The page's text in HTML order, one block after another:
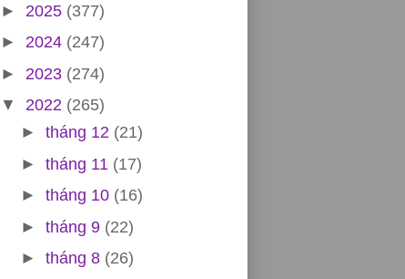
► 2025 (377)
► 2024 (247)
► 2023 (274)
▼ 2022 (265)
► tháng 12 (21)
► tháng 11 (17)
► tháng 10 (16)
► tháng 9 (22)
► tháng 8 (26)